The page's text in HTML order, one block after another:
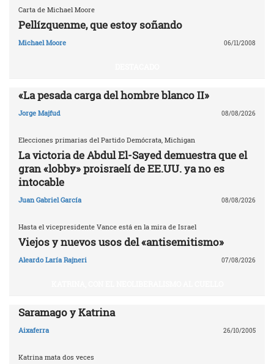
Carta de Michael Moore
Pellízquenme, que estoy soñando
Michael Moore 06/11/2008
«La pesada carga del hombre blanco II»
Jorge Majfud 08/08/2026
Elecciones primarias del Partido Demócrata, Michigan
La victoria de Abdul El-Sayed demuestra que el
gran «lobby» proisraelí de EE.UU. ya no es
intocable
Juan Gabriel García 08/08/2026
Hasta el vicepresidente Vance está en la mira de Israel
Viejos y nuevos usos del «antisemitismo»
Aleardo Laría Rajneri 07/08/2026
Saramago y Katrina
Aixaferra 26/10/2005
Katrina mata dos veces